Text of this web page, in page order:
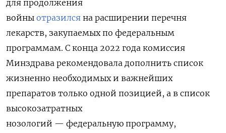
для продолжения
войны отразился на расширении перечня
лекарств, закупаемых по федеральным
программам. С конца 2022 года комиссия
Минздрава рекомендовала дополнить список
жизненно необходимых и важнейших
препаратов только одной позицией, а в список
высокозатратных
нозологий — федеральную программу,